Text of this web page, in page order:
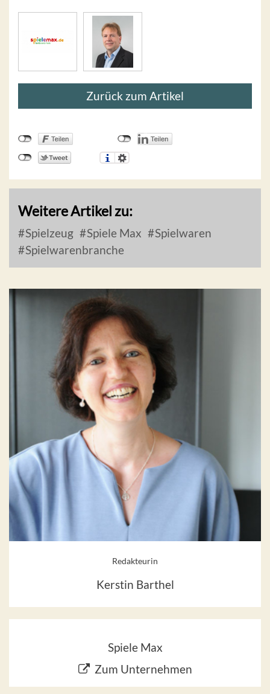
Zurück zum Artikel
Weitere Artikel zu:
Spielzeug Spiele Max
Spielwaren
Spielwarenbranche
Redakteurin
Kerstin Barthel
Spiele Max
Zum Unternehmen